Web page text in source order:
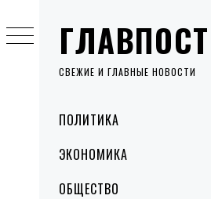
ГЛАВПОСТ
СВЕЖИЕ И ГЛАВНЫЕ НОВОСТИ
MenuПОЛИТИКА
ЭКОНОМИКА
ОБЩЕСТВО
to
content